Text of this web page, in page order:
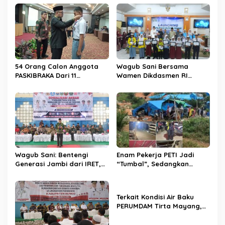
s
i
p
o
s
54 Orang Calon Anggota
PASKIBRAKA Dari 11
Jambi Jalani Pemusatan
Dan Pelatihan
Wagub Sani Bersama
Wamen Dikdasmen RI
Pintar, Dorong
Transformasi Digital
Pendidikan di Jambi
Wagub Sani: Bentengi
Generasi Jambi dari IRET,
Dimulai dari Sekolah
Enam Pekerja PETI Jadi
“Tumbal”, Sedangkan
Terkait Kondisi Air Baku
PERUMDAM Tirta Mayang,